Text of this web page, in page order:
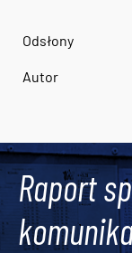
Odsłony
Autor
Raport